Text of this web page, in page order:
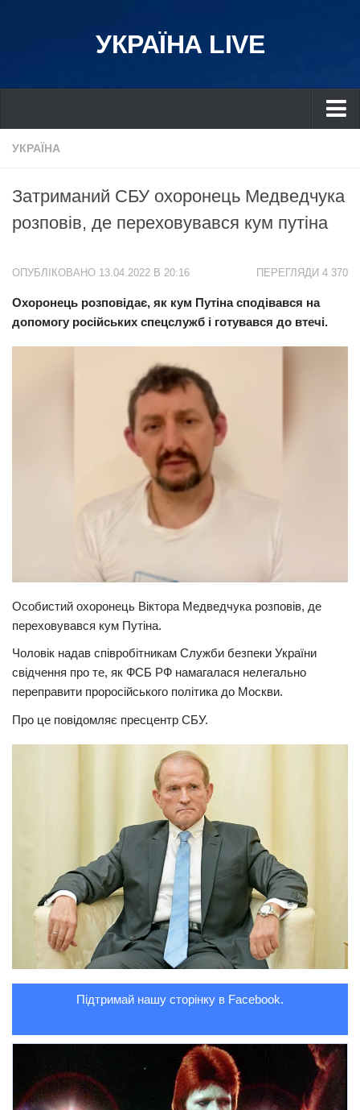
УКРАЇНА LIVE
Україна
Дніпро
Львів
Харків
Донбас
Одеса
Історії
Рецепти
Здоров’я
Події
Кримінал
Трагедії
#Війна
УКРАЇНА
Затриманий СБУ охоронець Медведчука
розповів, де переховувався кум путіна
ПЕРЕГЛЯДИ 4 370
ОПУБЛІКОВАНО 13.04.2022 В 20:16
Охоронець розповідає, як кум Путіна сподівався на
допомогу російських спецслужб і готувався до втечі.
Особистий охоронець Віктора Медведчука розповів, де
переховувався кум Путіна.
Чоловік надав співробітникам Служби безпеки України
свідчення про те, як ФСБ РФ намагалася нелегально
переправити проросійського політика до Москви.
Про це повідомляє пресцентр СБУ.
Підтримай нашу сторінку в Facebook.